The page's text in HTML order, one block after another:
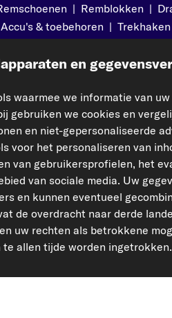
| Remblokken |
Accu's & toebehoren | Trekhaken
Neem contact op
Veelgestelde vragen
Betalingen
Verzenden
Retouren & Garantie
Statiegeld artikelen
en
waarmee we informatie van
gebruiken we cookies en
en niet-gepersonaliseerde
voor het personaliseren van
van gebruikersprofielen, het
van sociale media. Uw
en kunnen eventueel
de overdracht naar derde
uw rechten als betrokkene
allen tijde worden